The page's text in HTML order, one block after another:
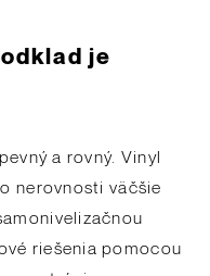
je
a rovný. Vinyl
nerovnosti väčšie
riešenia pomocou